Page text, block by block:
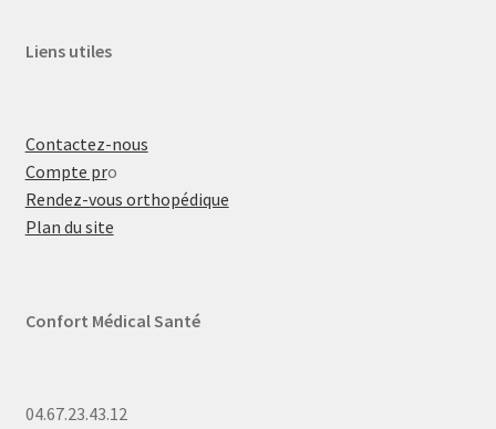
Liens utiles
Contactez-nous
Compte pro
Rendez-vous orthopédique
Plan du site
Confort Médical Santé
04.67.23.43.12